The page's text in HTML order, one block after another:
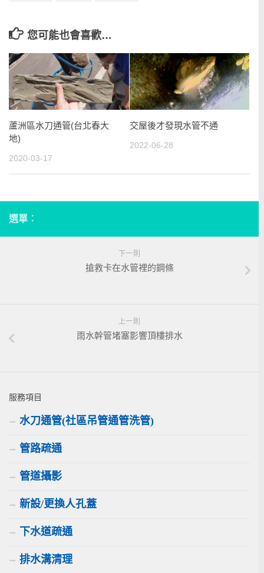
您可能也會喜歡…
蘆洲區水刀通管(台北春大
地)
2020-03-17
交屋後才發現水管不通
2022-06-28
選單：
下一則
搶救卡在水管裡的鋼條
上一則
雨水幹管堵塞影響頂樓排水
服務項目
水刀通管(社區吊管通管洗管)
管路疏通
管道攝影
新設/更換人孔蓋
下水道疏通
排水溝清理